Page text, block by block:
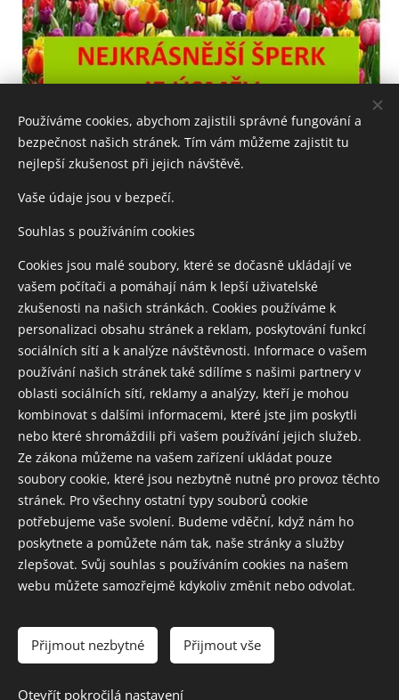
NERO CENTRUM s.r.o., IČO 6146754, Praha 8 Libeň, U Slovanky
Používáme cookies, abychom zajistili správné fungování a
bezpečnost našich stránek. Tím vám můžeme zajistit tu
nejlepší zkušenost při jejich návštěvě.
Vaše údaje jsou v bezpečí.
Souhlas s používáním cookies
Cookies jsou malé soubory, které se dočasně ukládají ve
vašem počítači a pomáhají nám k lepší uživatelské
zkušenosti na našich stránkách. Cookies používáme k
personalizaci obsahu stránek a reklam, poskytování funkcí
sociálních sítí a k analýze návštěvnosti. Informace o vašem
používání našich stránek také sdílíme s našimi partnery v
oblasti sociálních sítí, reklamy a analýzy, kteří je mohou
kombinovat s dalšími informacemi, které jste jim poskytli
nebo které shromáždili při vašem používání jejich služeb.
Ze zákona můžeme na vašem zařízení ukládat pouze
soubory cookie, které jsou nezbytně nutné pro provoz těchto
stránek. Pro všechny ostatní typy souborů cookie
potřebujeme vaše svolení. Budeme vděční, když nám ho
poskytnete a pomůžete nám tak, naše stránky a služby
zlepšovat. Svůj souhlas s používáním cookies na našem
webu můžete samozřejmě kdykoliv změnit nebo odvolat.
Přijmout nezbytné Přijmout vše
Otevřít pokročilá nastavení